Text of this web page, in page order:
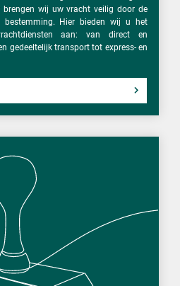
brengen wij uw vracht veilig door de
Hier bieden wij u het
aan: van direct en
gedeeltelijk transport tot express- en